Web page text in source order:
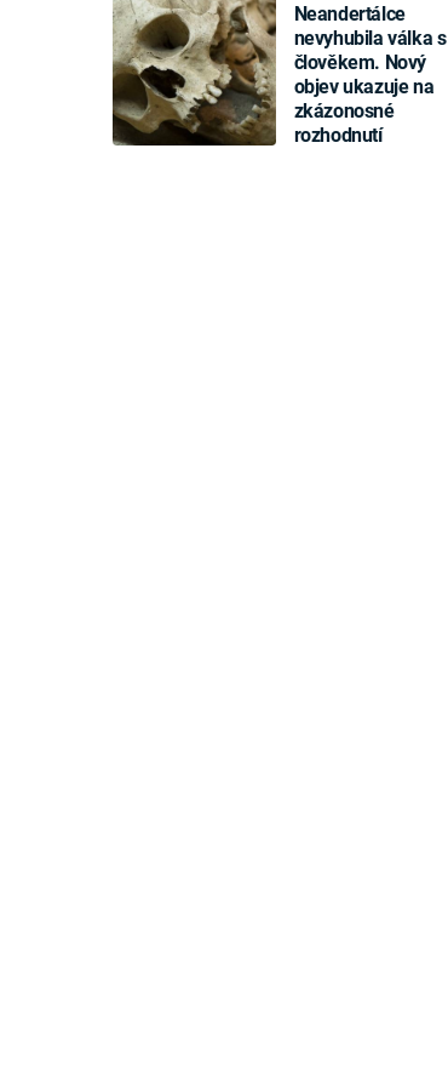
Neandertálce
nevyhubila válka s
člověkem. Nový
objev ukazuje na
zkázonosné
rozhodnutí